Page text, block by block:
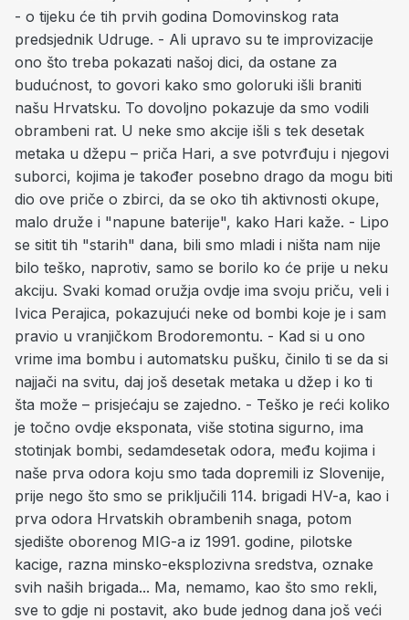
- o tijeku će tih prvih godina Domovinskog rata
predsjednik Udruge. - Ali upravo su te improvizacije
ono što treba pokazati našoj dici, da ostane za
budućnost, to govori kako smo goloruki išli braniti
našu Hrvatsku. To dovoljno pokazuje da smo vodili
obrambeni rat. U neke smo akcije išli s tek desetak
metaka u džepu – priča Hari, a sve potvrđuju i njegovi
suborci, kojima je također posebno drago da mogu biti
dio ove priče o zbirci, da se oko tih aktivnosti okupe,
malo druže i "napune baterije", kako Hari kaže. - Lipo
se sitit tih "starih" dana, bili smo mladi i ništa nam nije
bilo teško, naprotiv, samo se borilo ko će prije u neku
akciju. Svaki komad oružja ovdje ima svoju priču, veli i
Ivica Perajica, pokazujući neke od bombi koje je i sam
pravio u vranjičkom Brodoremontu. - Kad si u ono
vrime ima bombu i automatsku pušku, činilo ti se da si
najjači na svitu, daj još desetak metaka u džep i ko ti
šta može – prisjećaju se zajedno. - Teško je reći koliko
je točno ovdje eksponata, više stotina sigurno, ima
stotinjak bombi, sedamdesetak odora, među kojima i
naše prva odora koju smo tada dopremili iz Slovenije,
prije nego što smo se priključili 114. brigadi HV-a, kao i
prva odora Hrvatskih obrambenih snaga, potom
sjedište oborenog MIG-a iz 1991. godine, pilotske
kacige, razna minsko-eksplozivna sredstva, oznake
svih naših brigada... Ma, nemamo, kao što smo rekli,
sve to gdje ni postavit, ako bude jednog dana još veći